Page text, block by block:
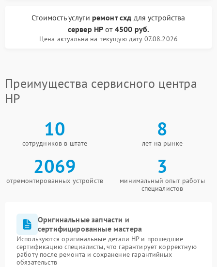
Стоимость услуги ремонт схд для устройства
сервер HP от 4500 руб.
Цена актуальна на текущую дату 07.08.2026
Преимущества сервисного центра
HP
10
сотрудников в штате
8
лет на рынке
2069
отремонтированных устройств
3
минимальный опыт работы
специалистов
Оригинальные запчасти и
сертифицированные мастера
Используются оригинальные детали HP и прошедшие
сертификацию специалисты, что гарантирует корректную
работу после ремонта и сохранение гарантийных
обязательств